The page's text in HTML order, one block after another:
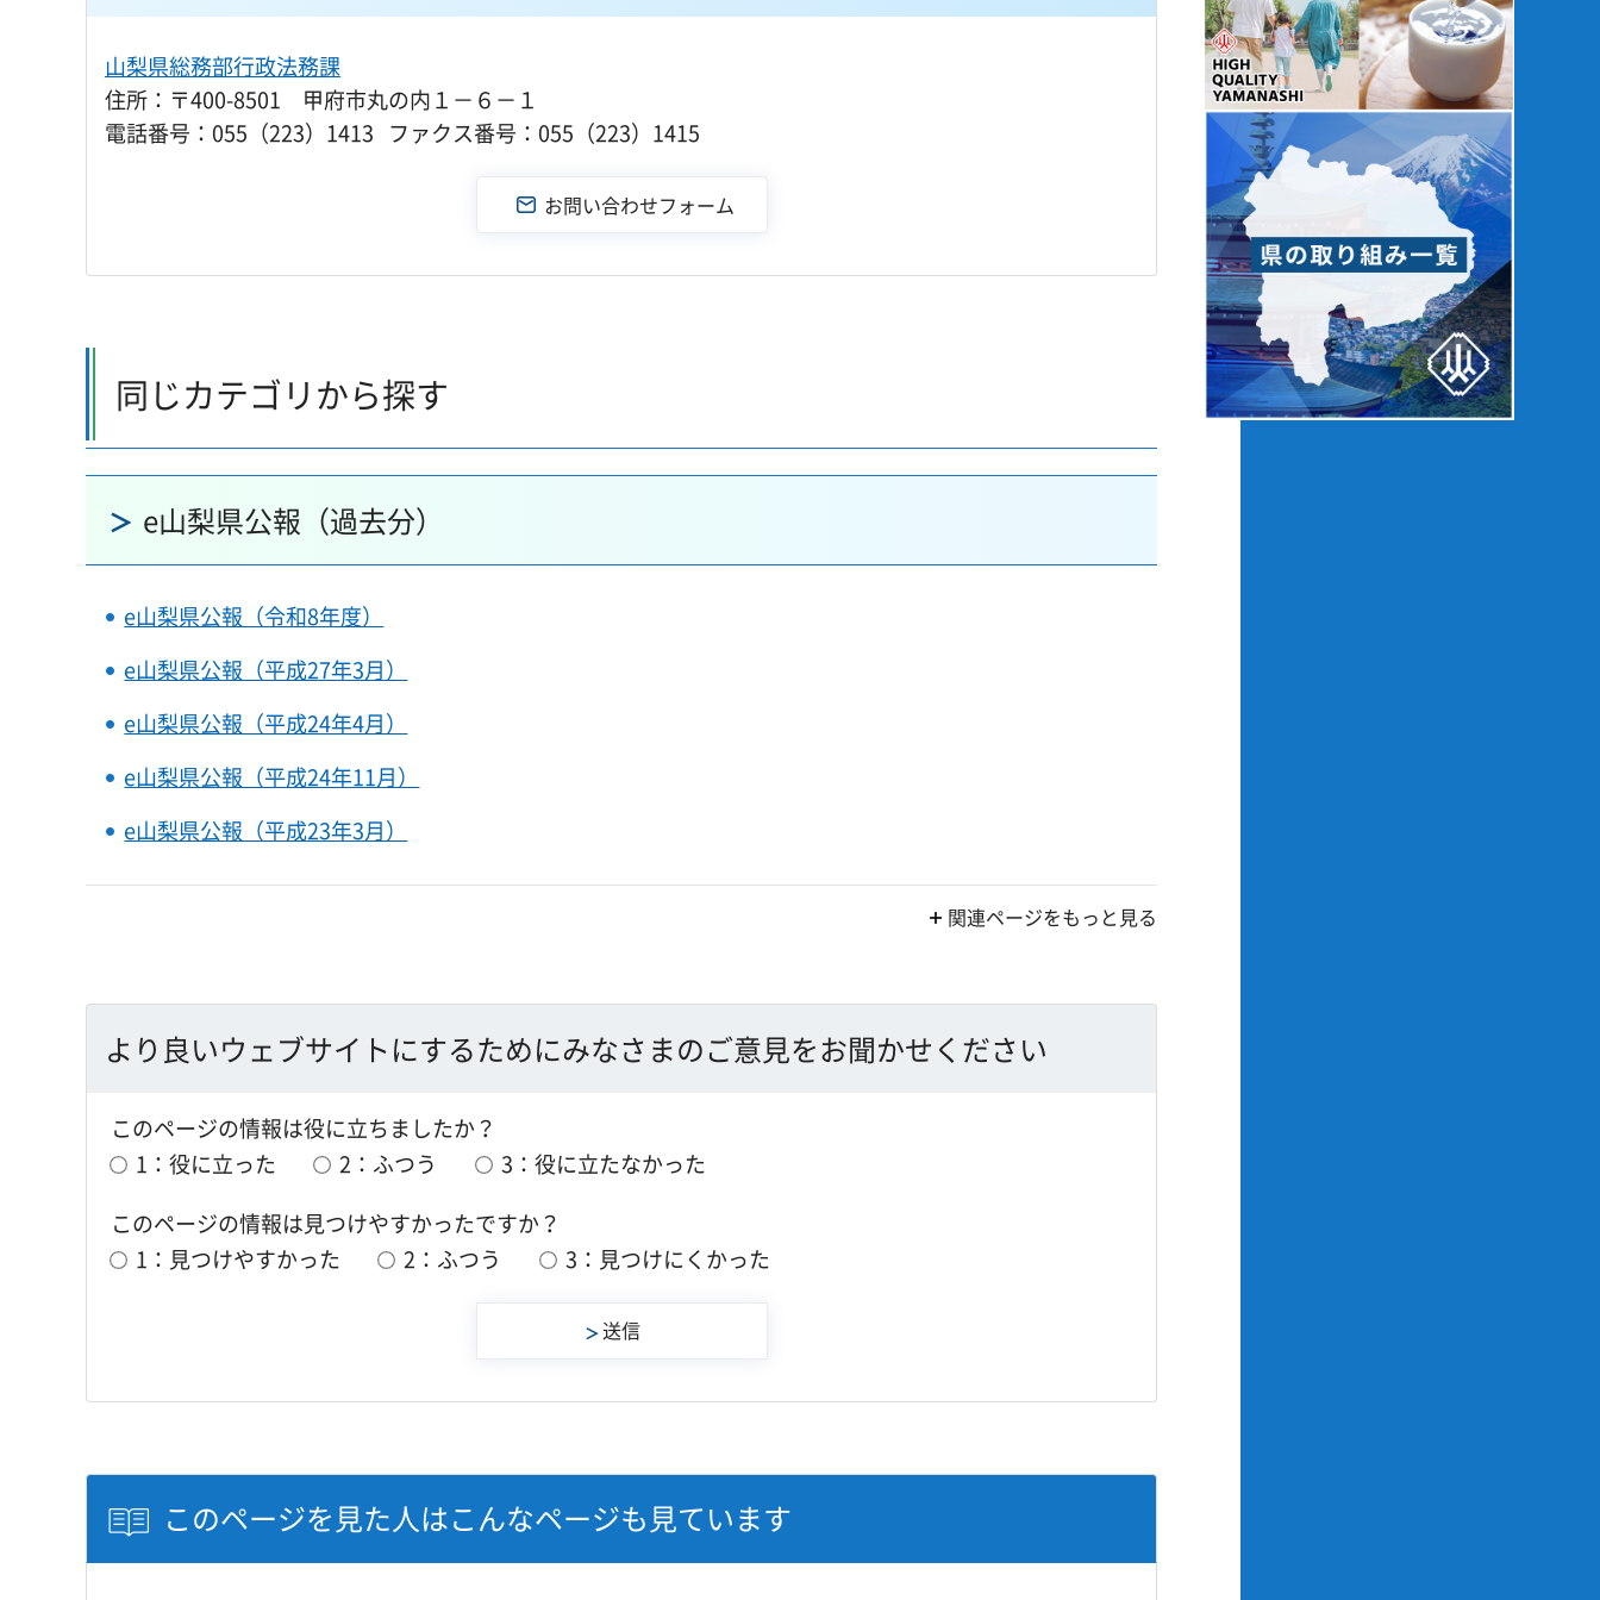
山梨県総務部行政法務課
住所：〒400-8501 甲府市丸の内１－６－１
電話番号：055（223）1413 ファクス番号：055（223）1415
同じカテゴリから探す
e山梨県公報（過去分）
e山梨県公報（令和8年度）
e山梨県公報（平成27年3月）
e山梨県公報（平成24年4月）
e山梨県公報（平成24年11月）
e山梨県公報（平成23年3月）
関連ページをもっと見る
より良いウェブサイトにするためにみなさまのご意見をお聞かせください
このページの情報は役に立ちましたか？
1：役に立った
2：ふつう
3：役に立たなかった
このページの情報は見つけやすかったですか？
1：見つけやすかった
2：ふつう 3：見つけにくかった
このページを見た人はこんなページも見ています